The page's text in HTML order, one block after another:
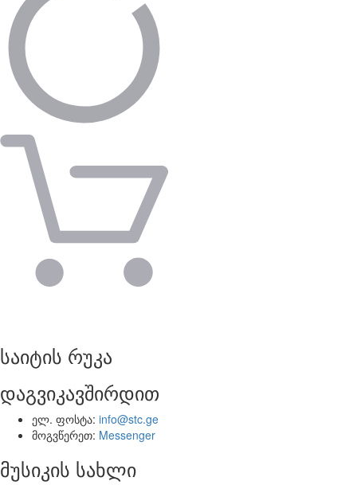
საიტის რუკა
დაგვიკავშირდით
ელ. ფოსტა: info@stc.ge
მოგვწერეთ: Messenger
მუსიკის სახლი